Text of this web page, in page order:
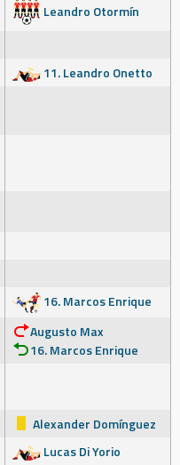
Leandro Otormín
11. Leandro Onetto
16. Marcos Enrique
Augusto Max
16. Marcos Enrique
Alexander Domínguez
Lucas Di Yorio